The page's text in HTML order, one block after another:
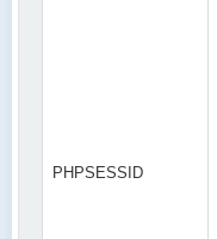
PHPSESSID